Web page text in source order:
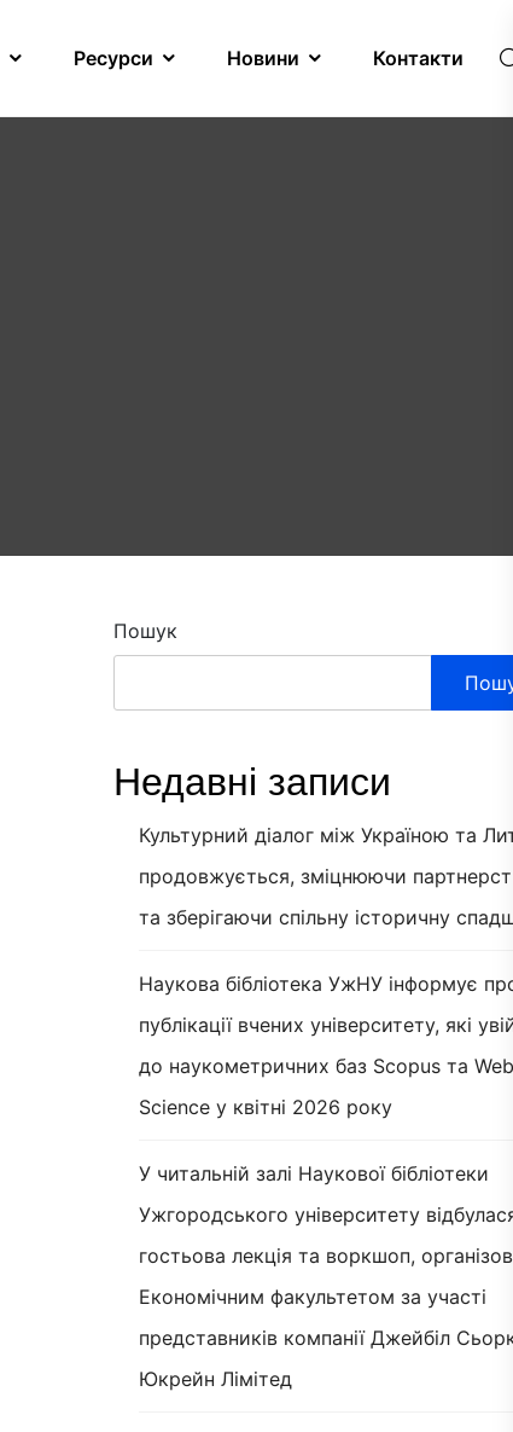
Ресурси Новини Контакти
Пошук
Недавні записи
Культурний діалог між Україною та
продовжується, зміцнюючи
та зберігаючи спільну історичну
Наукова бібліотека УжНУ інформує
публікації вчених університету, які
до наукометричних баз Scopus та
Science у квітні 2026 року
У читальній залі Наукової бібліотеки
Ужгородського університету
гостьова лекція та воркшоп,
Економічним факультетом за участі
представників компанії Джейбіл
Юкрейн Лімітед